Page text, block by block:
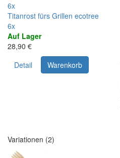
6x
Titanrost fürs Grillen ecotree
6x
Auf Lager
28,90 €
Detail
Warenkorb
Variationen (2)